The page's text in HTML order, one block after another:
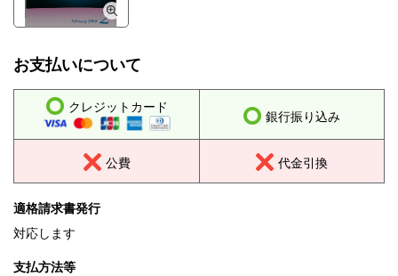
お支払いについて
クレジットカード
銀行振り込み
公費 代金引換
適格請求書発行
対応します
支払方法等